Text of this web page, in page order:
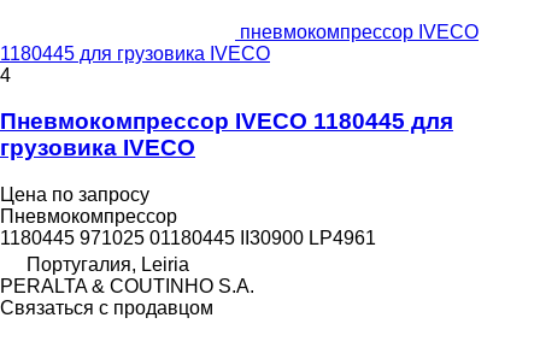
пневмокомпрессор IVECO
1180445 для грузовика IVECO
4
Пневмокомпрессор IVECO 1180445 для
грузовика IVECO
Цена по запросу
Пневмокомпрессор
1180445 971025 01180445 II30900 LP4961
Португалия, Leiria
PERALTA & COUTINHO S.A.
Связаться с продавцом